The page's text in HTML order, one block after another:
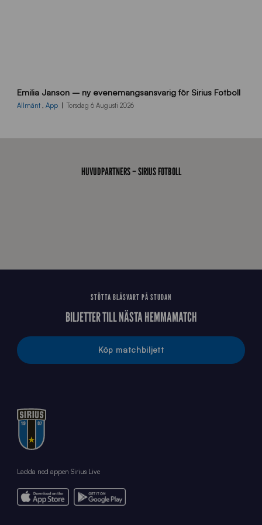
0
0
Emilia Janson – ny evenemangsansvarig för Sirius Fotboll
Allmänt , App Torsdag 6 Augusti 2026
HUVUDPARTNERS – SIRIUS FOTBOLL
STÖTTA BLÅSVART PÅ STUDAN
BILJETTER TILL NÄSTA HEMMAMATCH
Köp matchbiljett
Ladda ned appen Sirius Live